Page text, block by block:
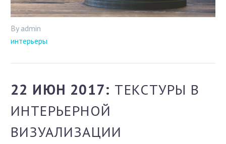
By admin
интерьеры
22 ИЮН 2017: ТЕКСТУРЫ В
ИНТЕРЬЕРНОЙ
ВИЗУАЛИЗАЦИИ